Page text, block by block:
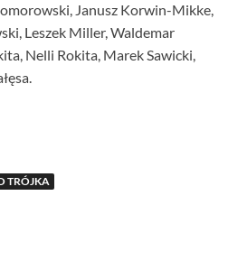
Janusz Korwin-Mikke,
Leszek Miller, Waldemar
Nelli Rokita, Marek Sawicki,
TRÓJKA